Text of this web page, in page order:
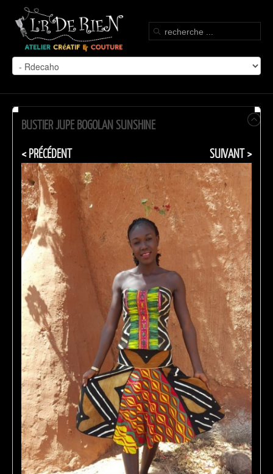
BUSTIER JUPE BOGOLAN SUNSHINE
< PRÉCÉDENT
SUIVANT >